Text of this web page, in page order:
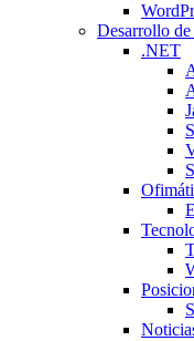
Desarrollo
.NET